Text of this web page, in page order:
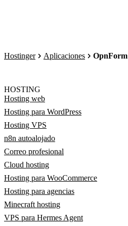
Hostinger Aplicaciones OpnForm
HOSTING
Hosting web
Hosting para WordPress
Hosting VPS
n8n autoalojado
Correo profesional
Cloud hosting
Hosting para WooCommerce
Hosting para agencias
Minecraft hosting
VPS para Hermes Agent